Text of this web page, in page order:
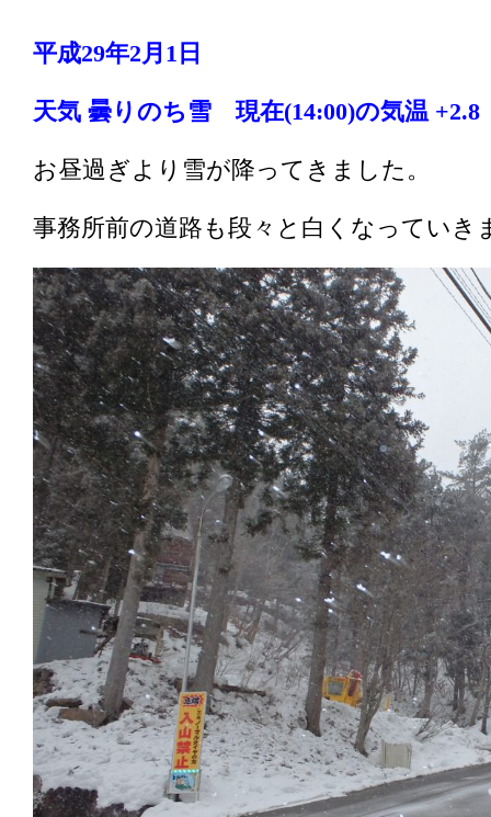
平成29年2月1日
天気 曇りのち雪 現在(14:00)の気温
お昼過ぎより雪が降ってきました。
事務所前の道路も段々と白くなっていき